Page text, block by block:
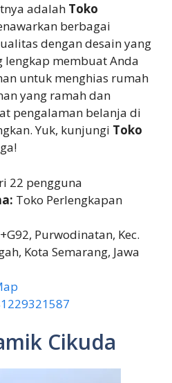
adalah Toko
berbagai
dengan desain yang
lengkap membuat Anda
untuk menghias rumah
yang ramah dan
pengalaman belanja di
Yuk, kunjungi Toko
22 pengguna
Toko Perlengkapan
Purwodinatan, Kec.
Kota Semarang, Jawa
Cikuda